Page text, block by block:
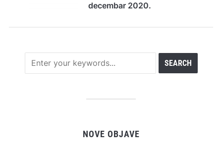
decembar 2020.
NOVE OBJAVE